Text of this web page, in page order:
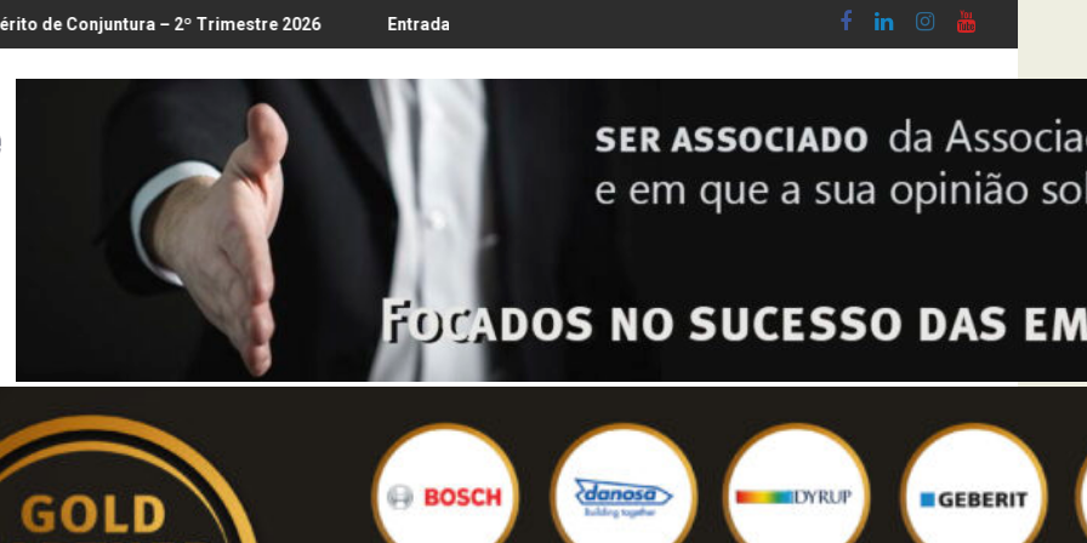
82º Trimestre 2026 Entrada em vigor da regulamentação do Lobby - Lei n.º 5-A/2026, de 28 de Janeiro
Diploma de transposição da Diretiva